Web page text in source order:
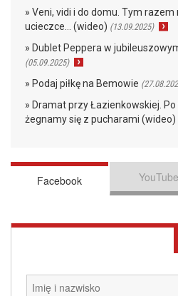
» Veni, vidi i do domu. Tym razem
ucieczce… (wideo) (13.09.2025)
» Dublet Peppera w
(05.09.2025)
» Podaj piłkę na Bemowie
» Dramat przy Łazienkowskiej.
żegnamy się z pucharami (wideo)
Facebook YouTube